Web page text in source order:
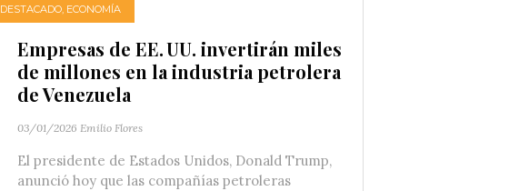
DESTACADO ECONOMÍA
Empresas de EE. UU. invertirán miles
de millones en la industria petrolera
de Venezuela
03/01/2026 Emilio Flores
El presidente de Estados Unidos, Donald Trump,
anunció hoy que las compañías petroleras